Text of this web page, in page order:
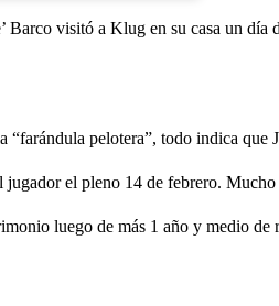
visitó a Klug en su casa un
“farándula pelotera”, todo indica
el pleno 14 de febrero.
luego de más 1 año y medio